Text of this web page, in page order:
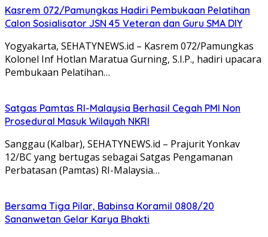
Kasrem 072/Pamungkas Hadiri Pembukaan Pelatihan
Calon Sosialisator JSN 45 Veteran dan Guru SMA DIY
Yogyakarta, SEHATYNEWS.id – Kasrem 072/Pamungkas
Kolonel Inf Hotlan Maratua Gurning, S.I.P., hadiri upacara
Pembukaan Pelatihan…
Satgas Pamtas RI-Malaysia Berhasil Cegah PMI Non
Prosedural Masuk Wilayah NKRI
Sanggau (Kalbar), SEHATYNEWS.id – Prajurit Yonkav
12/BC yang bertugas sebagai Satgas Pengamanan
Perbatasan (Pamtas) RI-Malaysia…
Bersama Tiga Pilar, Babinsa Koramil 0808/20
Sananwetan Gelar Karya Bhakti